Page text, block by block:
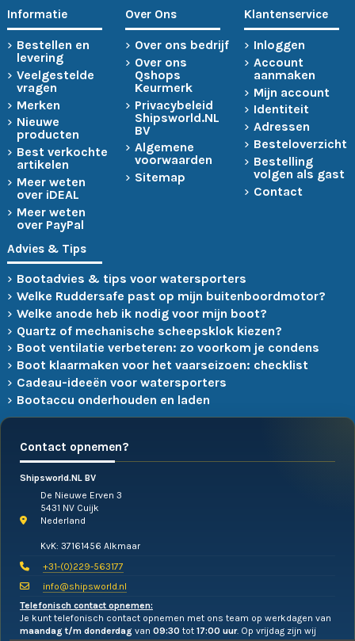
Informatie
Bestellen en
levering
Veelgestelde
vragen
Merken
Nieuwe
producten
Best verkochte
artikelen
Meer weten
over iDEAL
Meer weten
over PayPal
Over Ons
Over ons bedrijf
Over ons
Qshops
Keurmerk
Privacybeleid
Shipsworld.NL
BV
Algemene
voorwaarden
Sitemap
Klantenservice
Inloggen
Account
aanmaken
Mijn account
Identiteit
Adressen
Besteloverzicht
Bestelling
volgen als gast
Contact
Advies & Tips
Bootadvies & tips voor watersporters
Welke Ruddersafe past op mijn buitenboordmotor?
Welke anode heb ik nodig voor mijn boot?
Quartz of mechanische scheepsklok kiezen?
Boot ventilatie verbeteren: zo voorkom je condens
Boot klaarmaken voor het vaarseizoen: checklist
Cadeau-ideeën voor watersporters
Bootaccu onderhouden en laden
Contact opnemen?
Shipsworld.NL BV
De Nieuwe Erven 3
5431 NV Cuijk
Nederland
KvK: 37161456 Alkmaar
+31-(0)229-563177
info@shipsworld.nl
Telefonisch contact opnemen:
Je kunt telefonisch contact opnemen met ons team op werkdagen van
maandag t/m donderdag van 09:30 tot 17:00 uur. Op vrijdag zijn wij